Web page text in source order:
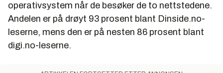
operativsystem når de besøker de to nettstedene.
Andelen er på drøyt 93 prosent blant Dinside.no-
leserne, mens den er på nesten 86 prosent blant
digi.no-leserne.